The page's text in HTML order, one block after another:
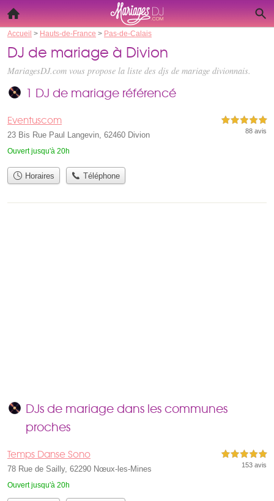
Accueil > Hauts-de-France > Pas-de-Calais
DJ de mariage à Divion
MariagesDJ.com vous propose la liste des djs de mariage divionnais.
1 DJ de mariage référencé
Eventuscom
23 Bis Rue Paul Langevin, 62460 Divion
Ouvert jusqu'à 20h
5,0 étoiles sur 5
88 avis
Horaires Téléphone
DJs de mariage dans les communes
proches
Temps Danse Sono
78 Rue de Sailly, 62290 Nœux-les-Mines
Ouvert jusqu'à 20h
5,0 étoiles sur 5
153 avis